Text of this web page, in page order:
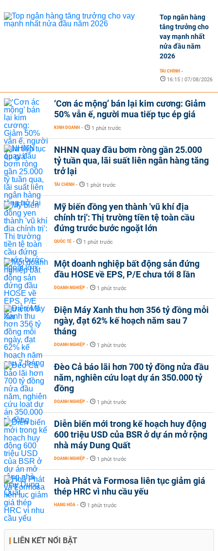
Top ngân hàng
tăng trưởng cho
vay mạnh nhất
nửa đầu năm
2026
TÀI CHÍNH -
16:15 | 07/08/2026
‘Cơn ác mộng’ bán lại kim cương: Giảm
50% vẫn ế, người mua tiếp tục ép giá
KINH DOANH - 1 phút trước
NHNN quay đầu bơm ròng gần 25.000
tỷ tuần qua, lãi suất liên ngân hàng tăng
trở lại
TÀI CHÍNH - 1 phút trước
Mỹ biến đồng yen thành 'vũ khí địa
chính trị': Thị trường tiền tệ toàn cầu
đứng trước bước ngoặt lớn
QUỐC TẾ - 1 phút trước
Một doanh nghiệp bất động sản đứng
đầu HOSE về EPS, P/E chưa tới 8 lần
DOANH NGHIỆP - 1 phút trước
Điện Máy Xanh thu hơn 356 tỷ đồng mỗi
ngày, đạt 62% kế hoạch năm sau 7
tháng
DOANH NGHIỆP - 1 phút trước
Đèo Cả báo lãi hơn 700 tỷ đồng nửa đầu
năm, nghiên cứu loạt dự án 350.000 tỷ
đồng
DOANH NGHIỆP - 1 phút trước
Diễn biến mới trong kế hoạch huy động
600 triệu USD của BSR ở dự án mở rộng
nhà máy Dung Quất
DOANH NGHIỆP - 1 phút trước
Hoà Phát và Formosa liên tục giảm giá
thép HRC vì nhu cầu yếu
HÀNG HÓA - 1 phút trước
LIÊN KẾT NỔI BẬT